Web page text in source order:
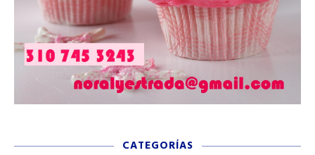
CATEGORÍAS